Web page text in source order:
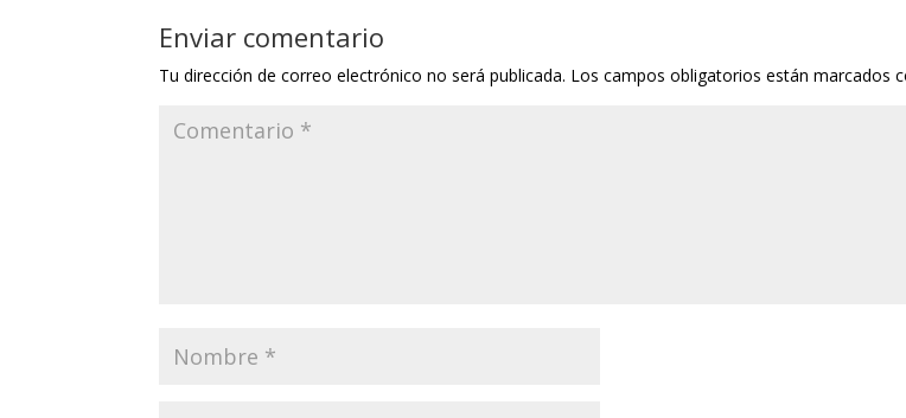
Enviar comentario
Tu dirección de correo electrónico no será publicada. Los campos obligatorios están marcados